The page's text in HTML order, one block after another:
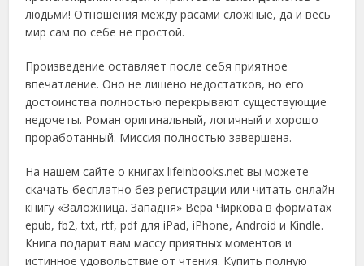
людьми! Отношения между расами сложные, да и весь
мир сам по себе не простой.
Произведение оставляет после себя приятное
впечатление. Оно не лишено недостатков, но его
достоинства полностью перекрывают существующие
недочеты. Роман оригинальный, логичный и хорошо
проработанный. Миссия полностью завершена.
На нашем сайте о книгах lifeinbooks.net вы можете
скачать бесплатно без регистрации или читать онлайн
книгу «Заложница. Западня» Вера Чиркова в форматах
epub, fb2, txt, rtf, pdf для iPad, iPhone, Android и Kindle.
Книга подарит вам массу приятных моментов и
истинное удовольствие от чтения. Купить полную